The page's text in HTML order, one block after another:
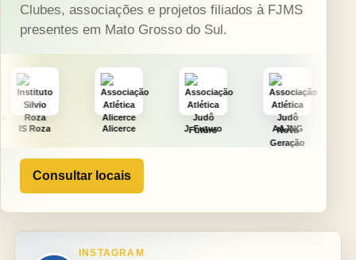
Clubes, associações e projetos filiados à FJMS
presentes em Mato Grosso do Sul.
Alicerce J. Futuro AAJNG TSURU
Consultar locais
INSTAGRAM